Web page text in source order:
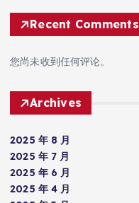
Recent Comments
您尚未收到任何评论。
Archives
2025 年 8 月
2025 年 7 月
2025 年 6 月
2025 年 4 月